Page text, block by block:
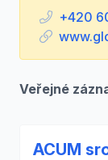
+420
Veřejné
ACUM